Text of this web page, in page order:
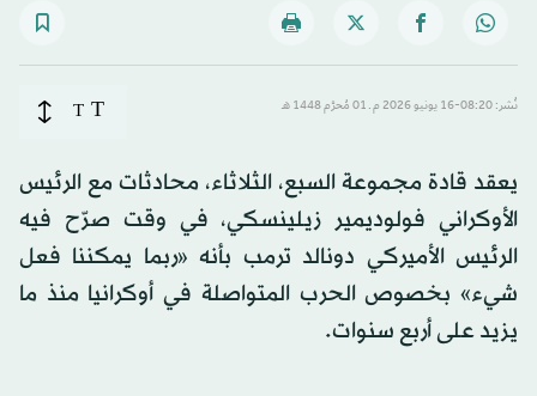
نُشر: 08:20-16 يونيو 2026 م ـ 01 مُحرَّم 1448 هـ T
T
يعقد قادة مجموعة السبع، الثلاثاء، محادثات مع الرئيس
الأوكراني فولوديمير زيلينسكي، في وقت صرّح فيه
الرئيس الأميركي دونالد ترمب بأنه «ربما يمكننا فعل
شيء» بخصوص الحرب المتواصلة في أوكرانيا منذ ما
يزيد على أربع سنوات.